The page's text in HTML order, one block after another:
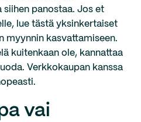
panostaa. Jos et
lue tästä yksinkertaiset
myynnin kasvattamiseen.
kuitenkaan ole, kannattaa
Verkkokaupan kanssa
vai